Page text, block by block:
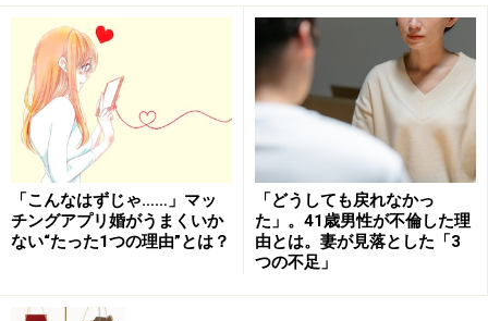
女性がもらって困るプレゼント5：化粧品＆ビューティ
ー関連商品
女性の半数以上が「いらないプレゼントを
もらったことがある」と回答
オーストラリアで昨年行われた調査によれば、なんとオ
ーストラリア国民の３分の２、さらに18歳～34歳は４分
の３が、「いらないクリスマスプレゼントを少なくとも
１つはもらったことがある」そうです。
「こんなはずじゃ……」マッ
チングアプリ婚がうまくいか
ない“たった1つの理由”とは？
「どうしても戻れなかっ
た」。41歳男性が不倫した理
由とは。妻が見落とした「3
つの不足」